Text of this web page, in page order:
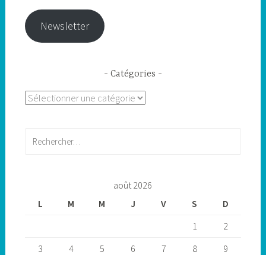
Newsletter
Catégories
Catégories
août 2026
L
M M J V S
D
1
2
3
4 5 6 7 8
9